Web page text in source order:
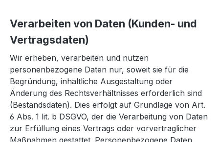
Verarbeiten von Daten (Kunden- und
Vertragsdaten)
Wir erheben, verarbeiten und nutzen
personenbezogene Daten nur, soweit sie für die
Begründung, inhaltliche Ausgestaltung oder
Änderung des Rechtsverhältnisses erforderlich sind
(Bestandsdaten). Dies erfolgt auf Grundlage von Art.
6 Abs. 1 lit. b DSGVO, der die Verarbeitung von Daten
zur Erfüllung eines Vertrags oder vorvertraglicher